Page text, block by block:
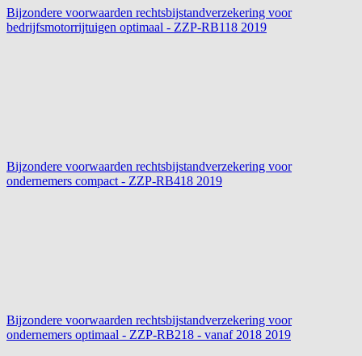
Bijzondere voorwaarden rechtsbijstandverzekering voor
bedrijfsmotorrijtuigen optimaal - ZZP-RB118 2019
Bijzondere voorwaarden rechtsbijstandverzekering voor
ondernemers compact - ZZP-RB418 2019
Bijzondere voorwaarden rechtsbijstandverzekering voor
ondernemers optimaal - ZZP-RB218 - vanaf 2018 2019